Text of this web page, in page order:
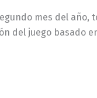
mes del
juego basado